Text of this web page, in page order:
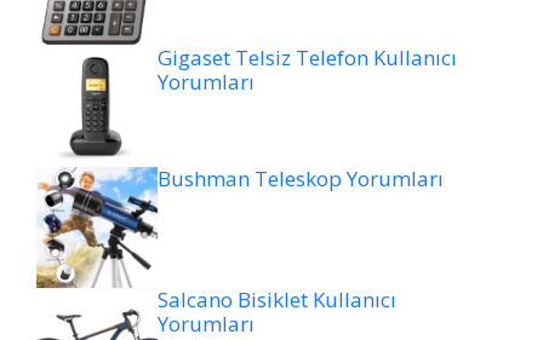
Gigaset Telsiz Telefon Kullanıcı
Yorumları
Bushman Teleskop Yorumları
Salcano Bisiklet Kullanıcı
Yorumları